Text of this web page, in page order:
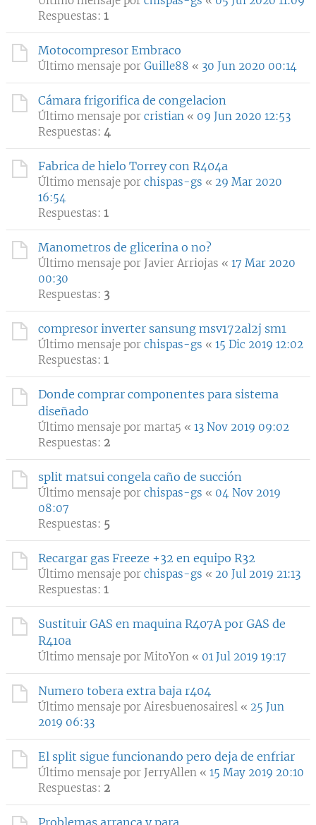
Respuestas: 1
Motocompresor Embraco
Último mensaje por Guille88 « 30 Jun 2020 00:14
Cámara frigorifica de congelacion
Último mensaje por cristian « 09 Jun 2020 12:53
Respuestas: 4
Fabrica de hielo Torrey con R404a
Último mensaje por chispas-gs « 29 Mar 2020
16:54
Respuestas: 1
Manometros de glicerina o no?
Último mensaje por Javier Arriojas « 17 Mar 2020
00:30
Respuestas: 3
compresor inverter sansung msv172al2j sm1
Último mensaje por chispas-gs « 15 Dic 2019 12:02
Respuestas: 1
Donde comprar componentes para sistema
diseñado
Último mensaje por marta5 « 13 Nov 2019 09:02
Respuestas: 2
split matsui congela caño de succión
Último mensaje por chispas-gs « 04 Nov 2019
08:07
Respuestas: 5
Recargar gas Freeze +32 en equipo R32
Último mensaje por chispas-gs « 20 Jul 2019 21:13
Respuestas: 1
Sustituir GAS en maquina R407A por GAS de
R410a
Último mensaje por MitoYon « 01 Jul 2019 19:17
Numero tobera extra baja r404
Último mensaje por Airesbuenosairesl « 25 Jun
2019 06:33
El split sigue funcionando pero deja de enfriar
Último mensaje por JerryAllen « 15 May 2019 20:10
Respuestas: 2
Problemas arranca y para